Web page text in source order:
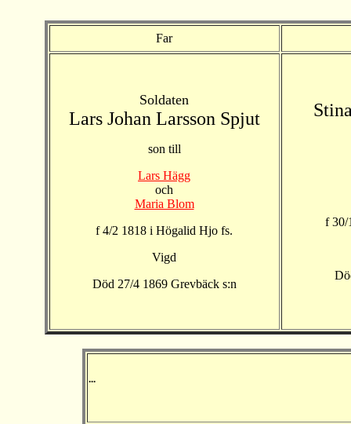
Far
Soldaten
Lars Johan Larsson Spjut
son till
Lars Hägg
och
Maria Blom
f 4/2 1818 i Högalid Hjo fs.
Vigd
Död 27/4 1869 Grevbäck s:n
f 30/
...